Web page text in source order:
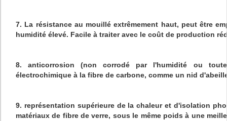
7. La résistance au mouillé extrêmement haut, peut être
humidité élevé. Facile à traiter avec le coût de production
8. anticorrosion (non corrodé par l'humidité ou
électrochimique à la fibre de carbone, comme un nid
9. représentation supérieure de la chaleur et d'isolation
matériaux de fibre de verre, sous le même poids à une